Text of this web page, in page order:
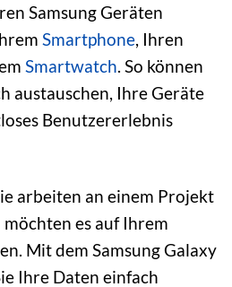
Samsung Geräten
Smartphone, Ihren
Smartwatch. So können
austauschen, Ihre Geräte
Benutzererlebnis
arbeiten an einem Projekt
es auf Ihrem
Mit dem Samsung Galaxy
Ihre Daten einfach